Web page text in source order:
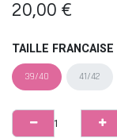
20,00 €
TAILLE FRANCAISE
39/40 41/42